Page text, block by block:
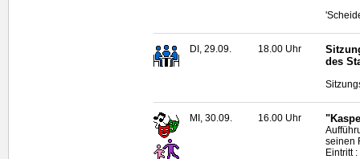
DI, 29.09. 18.00 Uhr
des
MI, 30.09. 16.00 Uhr
seinen
Eintritt